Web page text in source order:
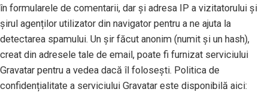
în formularele de comentarii, dar și adresa IP a vizitatorului și
șirul agenților utilizator din navigator pentru a ne ajuta la
detectarea spamului. Un șir făcut anonim (numit și un hash),
creat din adresele tale de email, poate fi furnizat serviciului
Gravatar pentru a vedea dacă îl folosești. Politica de
confidențialitate a serviciului Gravatar este disponibilă aici: